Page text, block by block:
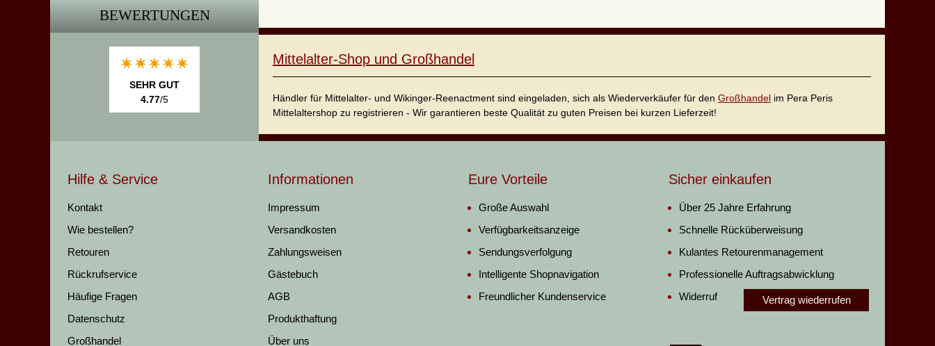
BEWERTUNGEN
SEHR GUT
4.77/5
Mittelalter-Shop und Großhandel
Händler für Mittelalter- und Wikinger-Reenactment sind eingeladen, sich als Wiederverkäufer für den Großhandel im Pera Peris
Mittelaltershop zu registrieren - Wir garantieren beste Qualität zu guten Preisen bei kurzen Lieferzeit!
Hilfe & Service
Kontakt
Wie bestellen?
Retouren
Rückrufservice
Häufige Fragen
Datenschutz
Großhandel
Informationen
Impressum
Versandkosten
Zahlungsweisen
Gästebuch
AGB
Produkthaftung
Über uns
Eure Vorteile
Große Auswahl
Verfügbarkeitsanzeige
Sendungsverfolgung
Intelligente Shopnavigation
Freundlicher Kundenservice
Sicher einkaufen
Über 25 Jahre Erfahrung
Schnelle Rücküberweisung
Kulantes Retourenmanagement
Professionelle Auftragsabwicklung
Widerruf
Vertrag wiederrufen